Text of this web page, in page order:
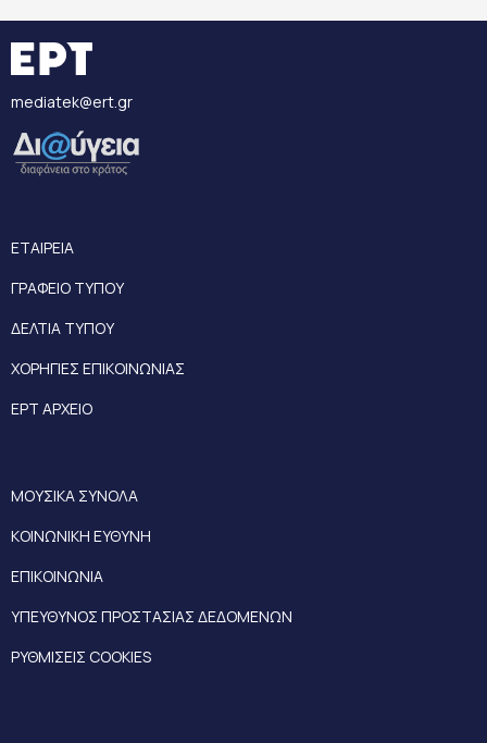
mediatek@ert.gr
ΕΤΑΙΡΕΙΑ
ΓΡΑΦΕΙΟ ΤΥΠΟΥ
ΔΕΛΤΙΑ ΤΥΠΟΥ
ΧΟΡΗΓΙΕΣ ΕΠΙΚΟΙΝΩΝΙΑΣ
ΕΡΤ ΑΡΧΕΙΟ
ΜΟΥΣΙΚΑ ΣΥΝΟΛΑ
ΚΟΙΝΩΝΙΚΗ ΕΥΘΥΝΗ
ΕΠΙΚΟΙΝΩΝΙΑ
ΥΠΕΥΘΥΝΟΣ ΠΡΟΣΤΑΣΙΑΣ ΔΕΔΟΜΕΝΩΝ
ΡΥΘΜΙΣΕΙΣ COOKIES